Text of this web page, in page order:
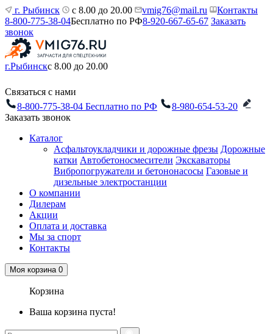
г. Рыбинск с 8.00 до 20.00 vmig76@mail.ru
Контакты
8-800-775-38-04Бесплатно по РФ8-920-667-65-67 Заказать
звонок
г.Рыбинскс 8.00 до 20.00
Связаться с нами
8-800-775-38-04 Бесплатно по РФ
8-980-654-53-20
Заказать звонок
Каталог
Асфальтоукладчики и дорожные фрезы Дорожные
катки Автобетоносмесители Экскаваторы
Вибропогружатели и бетононасосы Газовые и
дизельные электростанции
О компании
Дилерам
Акции
Оплата и доставка
Мы за спорт
Контакты
Моя корзина 0
Корзина
Ваша корзина пуста!